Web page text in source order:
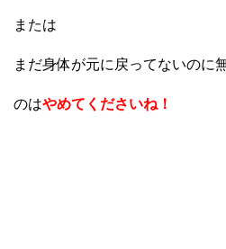
または
まだ身体が元に戻ってないのに
のはやめてくださいね！